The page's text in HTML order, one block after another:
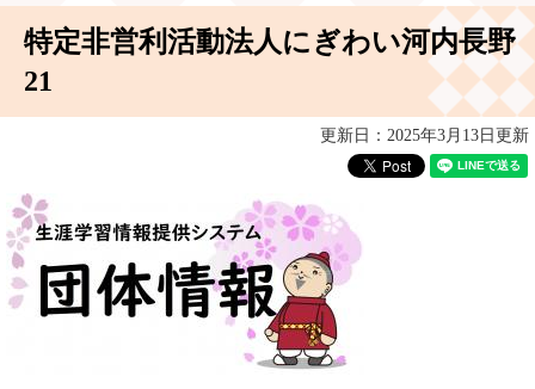
て
特定非営利活動法人にぎわい河内長野
21
更新日：2025年3月13日更新